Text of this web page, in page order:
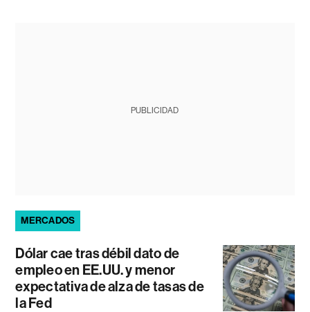
PUBLICIDAD
MERCADOS
Dólar cae tras débil dato de
empleo en EE.UU. y menor
expectativa de alza de tasas de
la Fed